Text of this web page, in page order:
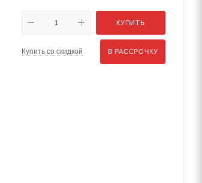
КУПИТЬ
Купить со скидкой В РАССРОЧКУ